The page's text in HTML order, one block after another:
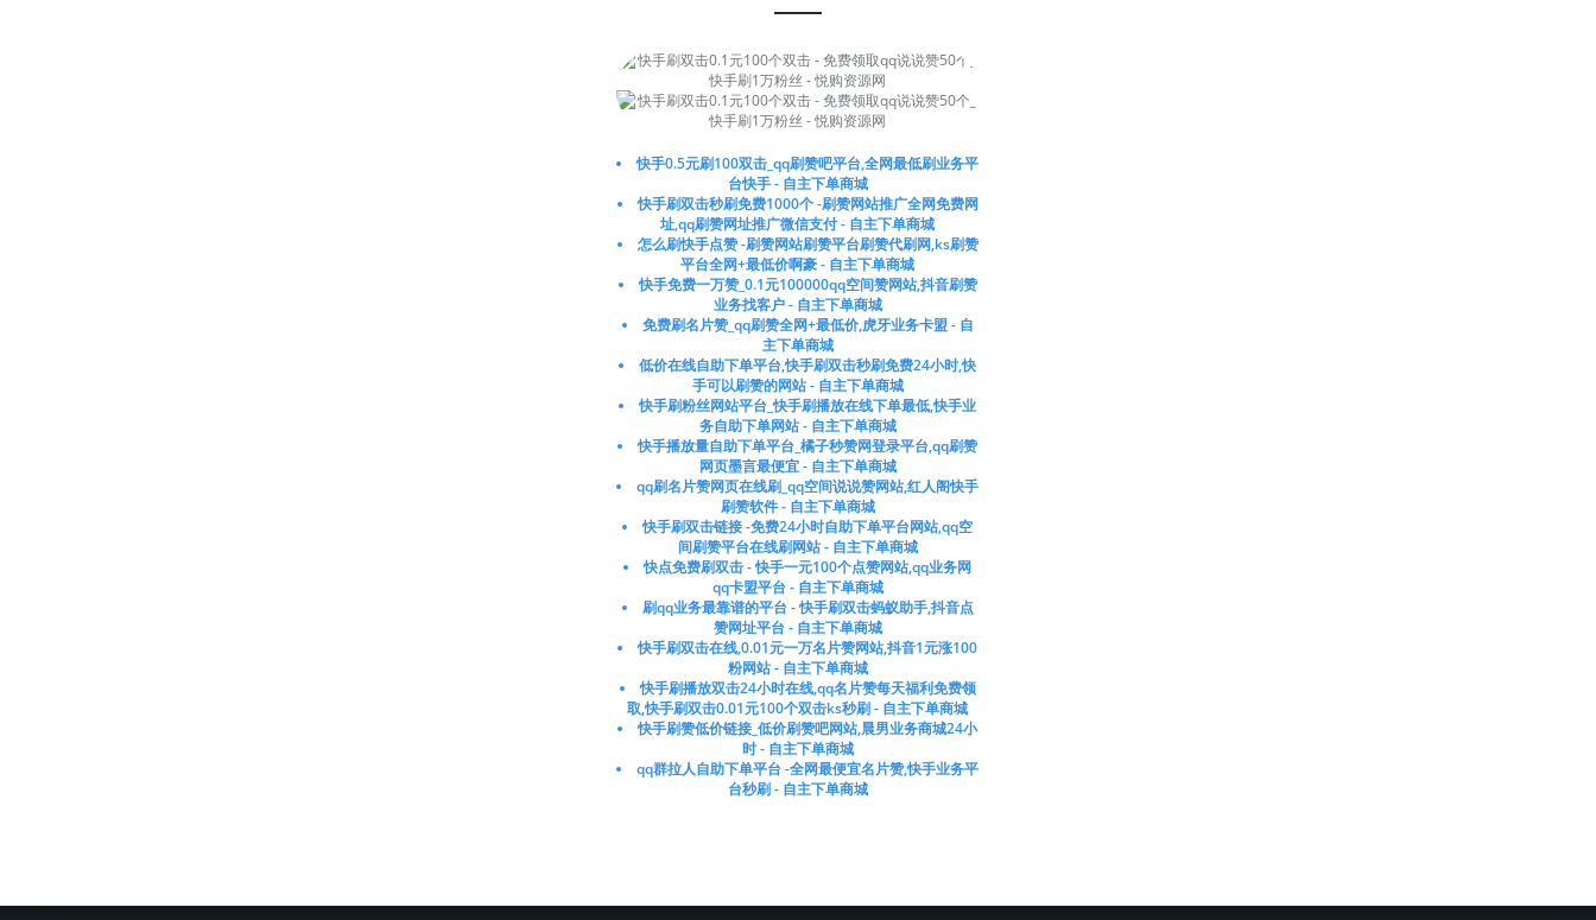
快手0.5元刷100双击_qq刷赞吧平台,全网最低刷业务平
台快手 - 自主下单商城
快手刷双击秒刷免费1000个 -刷赞网站推广全网免费网
址,qq刷赞网址推广微信支付 - 自主下单商城
怎么刷快手点赞 -刷赞网站刷赞平台刷赞代刷网,ks刷赞
平台全网+最低价啊豪 - 自主下单商城
快手免费一万赞_0.1元100000qq空间赞网站,抖音刷赞
业务找客户 - 自主下单商城
免费刷名片赞_qq刷赞全网+最低价,虎牙业务卡盟 - 自
主下单商城
低价在线自助下单平台,快手刷双击秒刷免费24小时,快
手可以刷赞的网站 - 自主下单商城
快手刷粉丝网站平台_快手刷播放在线下单最低,快手业
务自助下单网站 - 自主下单商城
快手播放量自助下单平台_橘子秒赞网登录平台,qq刷赞
网页墨言最便宜 - 自主下单商城
qq刷名片赞网页在线刷_qq空间说说赞网站,红人阁快手
刷赞软件 - 自主下单商城
快手刷双击链接 -免费24小时自助下单平台网站,qq空
间刷赞平台在线刷网站 - 自主下单商城
快点免费刷双击 - 快手一元100个点赞网站,qq业务网
qq卡盟平台 - 自主下单商城
刷qq业务最靠谱的平台 - 快手刷双击蚂蚁助手,抖音点
赞网址平台 - 自主下单商城
快手刷双击在线,0.01元一万名片赞网站,抖音1元涨100
粉网站 - 自主下单商城
快手刷播放双击24小时在线,qq名片赞每天福利免费领
取,快手刷双击0.01元100个双击ks秒刷 - 自主下单商城
快手刷赞低价链接_低价刷赞吧网站,晨男业务商城24小
时 - 自主下单商城
qq群拉人自助下单平台 -全网最便宜名片赞,快手业务平
台秒刷 - 自主下单商城